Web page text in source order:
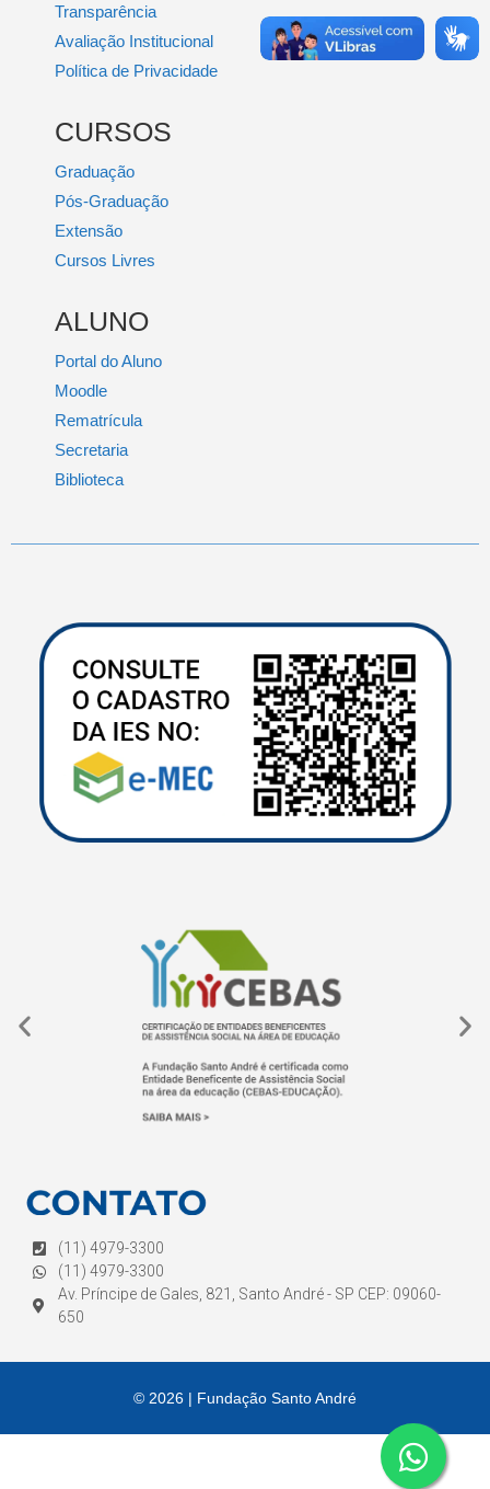
Transparência
Avaliação Institucional
Política de Privacidade
CURSOS
Graduação
Pós-Graduação
Extensão
Cursos Livres
ALUNO
Portal do Aluno
Moodle
Rematrícula
Secretaria
Biblioteca
(11) 4979-3300
(11) 4979-3300
Av. Príncipe de Gales, 821, Santo André - SP CEP: 09060-
650
© 2026 | Fundação Santo André